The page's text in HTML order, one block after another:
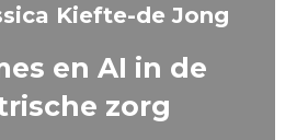
Kiefte-de Jong
en AI in de
zorg